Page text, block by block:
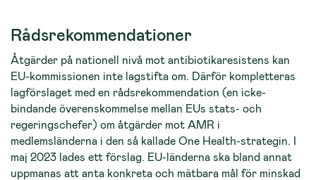
Rådsrekommendationer
Åtgärder på nationell nivå mot antibiotikaresistens kan
EU-kommissionen inte lagstifta om. Därför kompletteras
lagförslaget med en rådsrekommendation (en icke-
bindande överenskommelse mellan EUs stats- och
regeringschefer) om åtgärder mot AMR i
medlemsländerna i den så kallade One Health-strategin. I
maj 2023 lades ett förslag. EU-länderna ska bland annat
uppmanas att anta konkreta och mätbara mål för minskad